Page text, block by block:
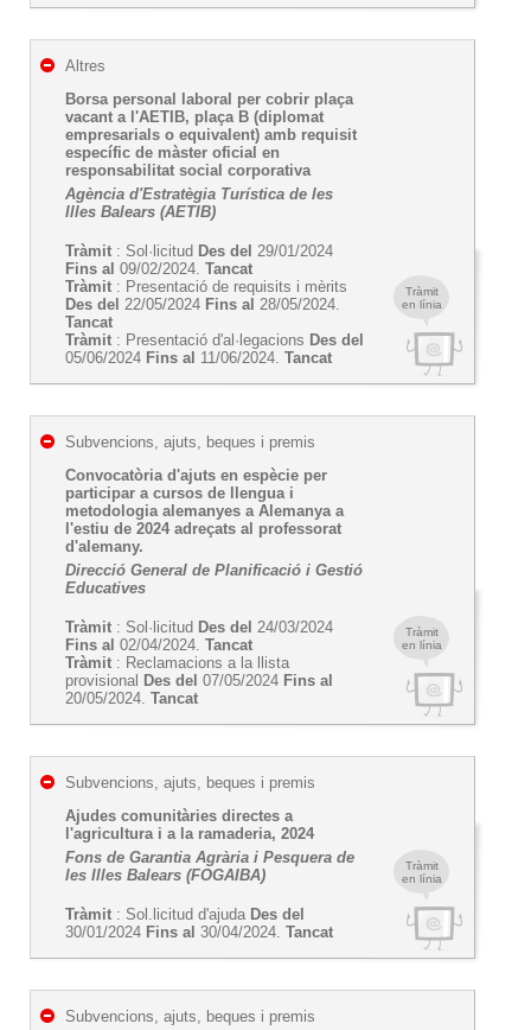
Tràmit
en línia
Altres
Borsa personal laboral per cobrir plaça
vacant a l'AETIB, plaça B (diplomat
empresarials o equivalent) amb requisit
específic de màster oficial en
responsabilitat social corporativa
Agència d'Estratègia Turística de les
Illes Balears (AETIB)
Tràmit : Sol·licitud Des del 29/01/2024
Fins al 09/02/2024. Tancat
Tràmit : Presentació de requisits i mèrits
Des del 22/05/2024 Fins al 28/05/2024.
Tancat
Tràmit : Presentació d'al·legacions Des del
05/06/2024 Fins al 11/06/2024. Tancat
Tràmit
en línia
Subvencions, ajuts, beques i premis
Convocatòria d'ajuts en espècie per
participar a cursos de llengua i
metodologia alemanyes a Alemanya a
l'estiu de 2024 adreçats al professorat
d'alemany.
Direcció General de Planificació i Gestió
Educatives
Tràmit : Sol·licitud Des del 24/03/2024
Fins al 02/04/2024. Tancat
Tràmit : Reclamacions a la llista
provisional Des del 07/05/2024 Fins al
20/05/2024. Tancat
Tràmit
en línia
Subvencions, ajuts, beques i premis
Ajudes comunitàries directes a
l'agricultura i a la ramaderia, 2024
Fons de Garantia Agrària i Pesquera de
les Illes Balears (FOGAIBA)
Tràmit : Sol.licitud d'ajuda Des del
30/01/2024 Fins al 30/04/2024. Tancat
Subvencions, ajuts, beques i premis